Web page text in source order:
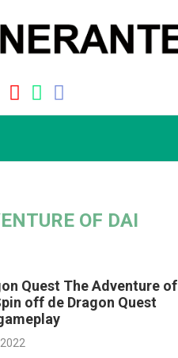
OF DAI
Quest The Adventure of
off de Dragon Quest